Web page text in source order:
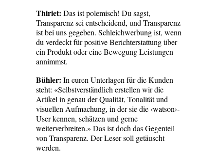
Thiriet: Das ist polemisch! Du sagst,
Transparenz sei entscheidend, und Transparenz
ist bei uns gegeben. Schleichwerbung ist, wenn
du verdeckt für positive Berichterstattung über
ein Produkt oder eine Bewegung Leistungen
annimmst.
Bühler: In euren Unterlagen für die Kunden
steht: «Selbstverständlich erstellen wir die
Artikel in genau der Qualität, Tonalität und
visuellen Aufmachung, in der sie die ‹watson›-
User kennen, schätzen und gerne
weiterverbreiten.» Das ist doch das Gegenteil
von Transparenz. Der Leser soll getäuscht
werden.